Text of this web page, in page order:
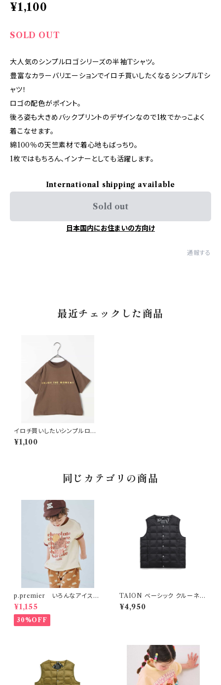
¥1,100
SOLD OUT
大人気のシンプルロゴシリーズの半袖Tシャツ。
豊富なカラーバリエーションでイロチ買いしたくなるシンプルTシ
ャツ！
ロゴの配色がポイント。
後ろ姿も大きめバックプリントのデザインなので1枚でかっこよく
着こなせます。
綿100％の天竺素材で着心地もばっちり。
1枚ではもちろん、インナーとしても活躍します。
International shipping available
Sold out
日本国内にお住まいの方向け
通報する
最近チェックした商品
イロチ買いしたいシンプルロゴP
T半袖Tシャツ ブラウン
¥1,100
同じカテゴリの商品
p.premier いろんなアイスち
ょーだいグラフィックリンガーT
シャツ ブラウン
¥1,155
30%OFF
TAION ベーシック クルーネッ
ク インナーダウンベスト ブラッ
ク
¥4,950